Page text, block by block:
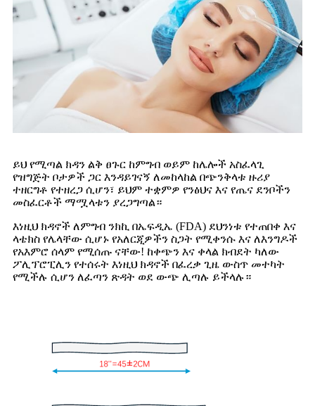
ይህ የሚጣል ክዳን ልቅ ፀጉር ከምግብ ወይም ከሌሎች አስፈላጊ
የዝግጅት ቦታዎች ጋር እንዳይገናኝ ለመከላከል በጭንቅላቱ ዙሪያ
ተዘርግቶ የተዘረጋ ሲሆን፣ ይህም ተቋምዎ የንፅህና እና የጤና ደንቦችን
መስፈርቶች ማሟላቱን ያረጋግጣል።
እነዚህ ክዳኖች ለምግብ ንክኪ በኤፍዲኤ (FDA) ደህንነቱ የተጠበቀ እና
ላቴክስ የሌላቸው ሲሆኑ የአለርጂዎችን ስጋት የሚቀንሱ እና ለእንግዶች
የአእምሮ ሰላም የሚሰጡ ናቸው! ከቀጭን እና ቀላል ክብደት ካለው
ፖሊፕሮፒሊን የተሰሩት እነዚህ ክዳኖች በፈረቃ ጊዜ ውስጥ መተካት
የሚችሉ ሲሆን ለፈጣን ጽዳት ወደ ውጭ ሊጣሉ ይችላሉ።